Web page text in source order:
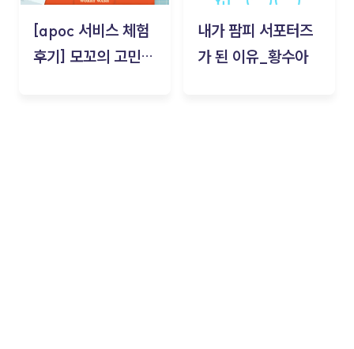
[apoc 서비스 체험
후기] 모꼬의 고민세
내가 팜피 서포터즈
가 된 이유_황수아